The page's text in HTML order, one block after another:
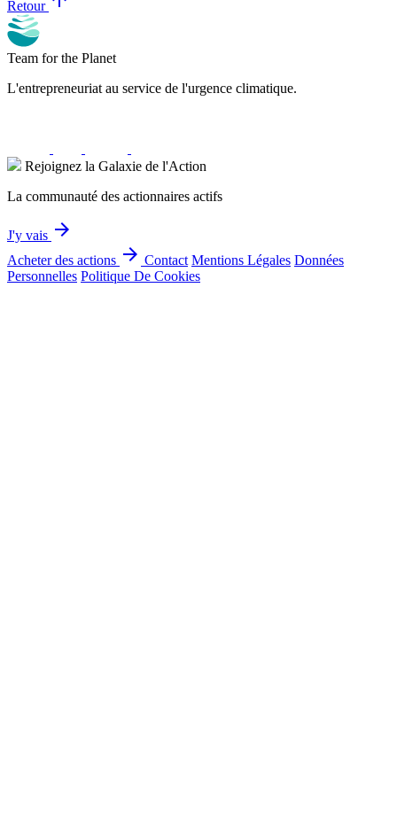
Retour
Team for the Planet
L'entrepreneuriat au service de l'urgence climatique.
Rejoignez la Galaxie de l'Action
La communauté des actionnaires actifs
J'y vais arrow_forward
Acheter des actions arrow_forward Contact Mentions Légales Données
Personnelles Politique De Cookies